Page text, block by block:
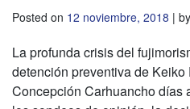
Posted on 12 noviembre, 2018 | by
La profunda crisis del
detención preventiva de
Concepción Carhuancho días